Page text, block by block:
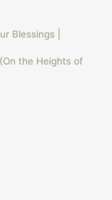
Blessings |
the Heights of